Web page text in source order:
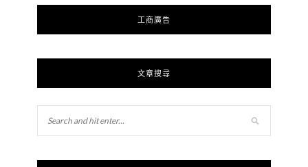
工商廣告
文章搜尋